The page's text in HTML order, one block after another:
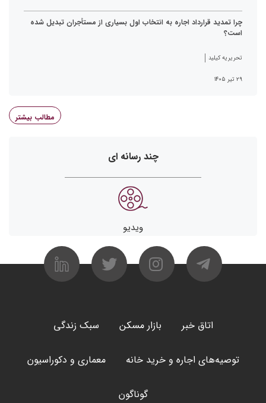
چرا تمدید قرارداد اجاره به انتخاب اول بسیاری از مستأجران تبدیل شده
است؟
تحریریه کیلید
۲۹ تیر ۱۴۰۵
مطالب بیشتر
چند رسانه ای
ویدیو
اتاق خبر بازار مسکن سبک زندگی
توصیه‌های اجاره و خرید خانه معماری و دکوراسیون
گوناگون